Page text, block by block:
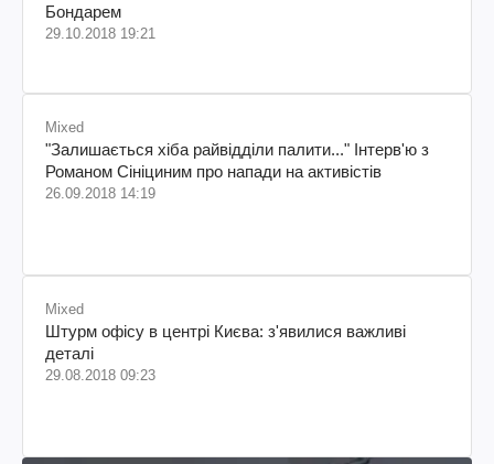
Бондарем
29.10.2018 19:21
Mixed
"Залишається хіба райвідділи палити..." Інтерв'ю з
Романом Сініциним про напади на активістів
26.09.2018 14:19
Mixed
Штурм офісу в центрі Києва: з'явилися важливі
деталі
29.08.2018 09:23